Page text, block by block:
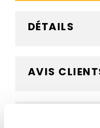
DÉTAILS
AVIS